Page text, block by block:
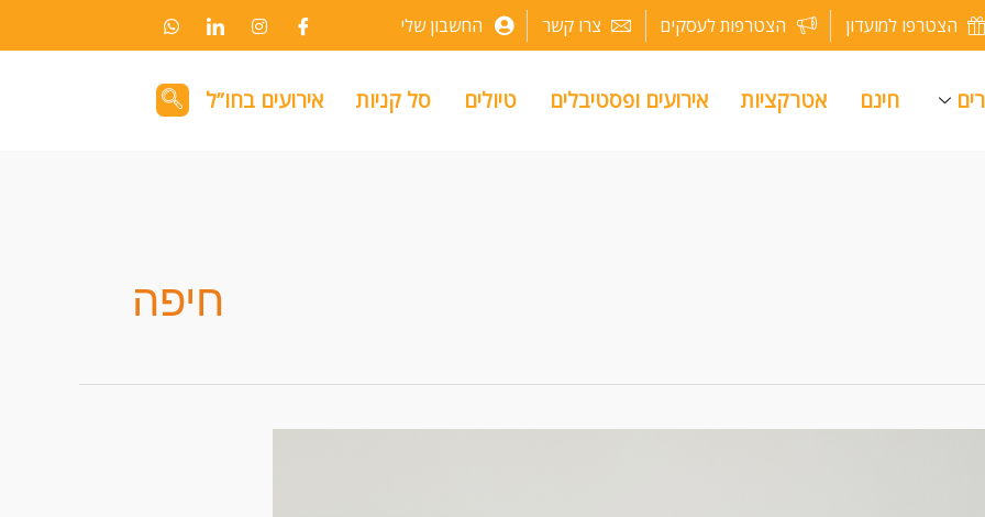
הצטרפו למועדון הצטרפות לעסקים צרו קשר החשבון שלי
חינם אטרקציות אירועים ופסטיבלים טיולים סל קניות אירועים בחו”ל
חיפה